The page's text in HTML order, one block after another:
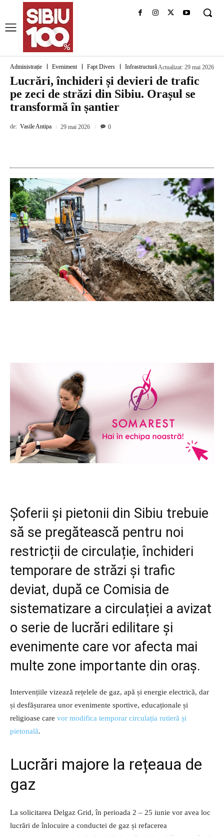
Administrație Eveniment Fapt Divers InfrastructurăActualizat: 29 mai 2026
Lucrări, închideri și devieri de trafic
pe zeci de străzi din Sibiu. Orașul se
transformă în șantier
de: Vasile Antipa 29 mai 2026 0
Șoferii și pietonii din Sibiu trebuie
să se pregătească pentru noi
restricții de circulație, închideri
temporare de străzi și trafic
deviat, după ce Comisia de
sistematizare a circulației a avizat
o serie de lucrări edilitare și
evenimente care vor afecta mai
multe zone importante din oraș.
Intervențiile vizează rețelele de gaz, apă și energie electrică, dar
și desfășurarea unor evenimente sportive, educaționale și
religioase care vor modifica temporar circulația rutieră și
pietonală.
Lucrări majore la rețeaua de
gaz
La solicitarea Delgaz Grid, în perioada 2 – 25 iunie vor avea loc
lucrări de înlocuire a conductei de gaz și refacerea